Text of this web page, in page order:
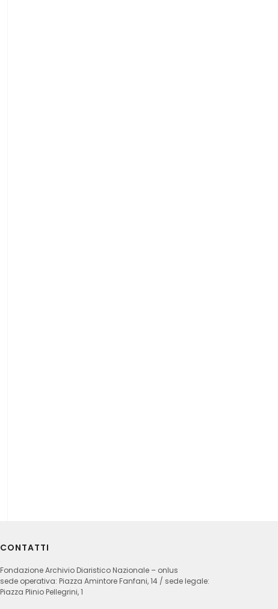
CONTATTI
Fondazione Archivio Diaristico Nazionale – onlus
sede operativa: Piazza Amintore Fanfani, 14 / sede legale:
Piazza Plinio Pellegrini, 1